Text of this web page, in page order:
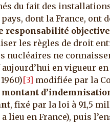
du fait des
dont la France, ont
responsabilité objective
les règles de droit
nucléaires ne
en vigueur
[3] modifiée par la
montant
, fixé par la loi à 91,5
a lieu en France), puis